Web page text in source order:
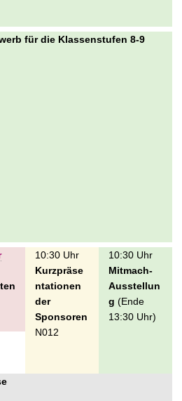
für die Klassenstufen 8-9
10:30 Uhr
Kurzpräse
ntationen
der
Sponsoren
N012
10:30 Uhr
Mitmach-
Ausstellun
g (Ende
13:30 Uhr)